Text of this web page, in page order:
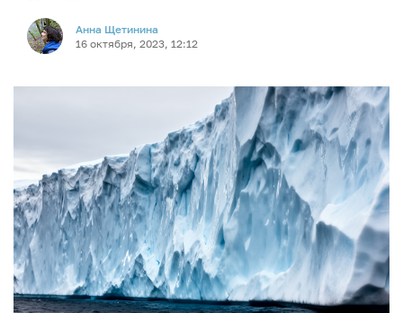
Анна Щетинина
16 октября, 2023, 12:12